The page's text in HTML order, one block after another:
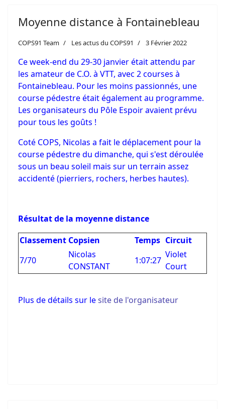
Moyenne distance à Fontainebleau
COPS91 Team Les actus du COPS91 3 Février 2022
Ce week-end du 29-30 janvier était attendu par
les amateur de C.O. à VTT, avec 2 courses à
Fontainebleau. Pour les moins passionnés, une
course pédestre était également au programme.
Les organisateurs du Pôle Espoir avaient prévu
pour tous les goûts !
Coté COPS, Nicolas a fait le déplacement pour la
course pédestre du dimanche, qui s'est déroulée
sous un beau soleil mais sur un terrain assez
accidenté (pierriers, rochers, herbes hautes).
Résultat de la moyenne distance
Classement Copsien Temps Circuit
7/70
Nicolas
CONSTANT
1:07:27
Violet
Court
Plus de détails sur lesite de l'organisateur